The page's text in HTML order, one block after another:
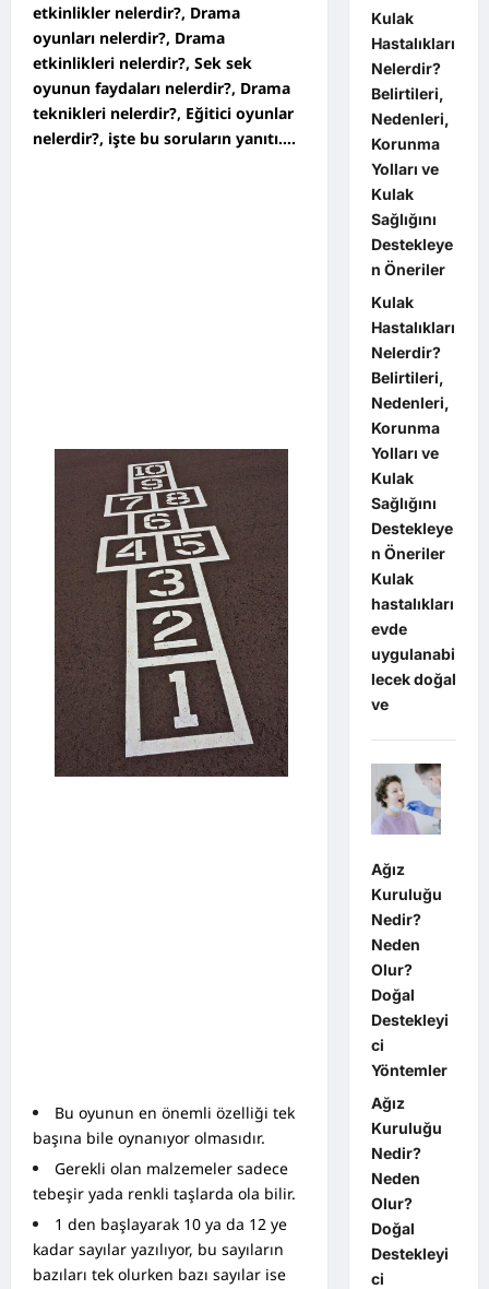
etkinlikler nelerdir?, Drama
oyunları nelerdir?, Drama
etkinlikleri nelerdir?, Sek sek
oyunun faydaları nelerdir?, Drama
teknikleri nelerdir?, Eğitici oyunlar
nelerdir?, işte bu soruların yanıtı….
Bu oyunun en önemli özelliği tek
başına bile oynanıyor olmasıdır.
Gerekli olan malzemeler sadece
tebeşir yada renkli taşlarda ola bilir.
1 den başlayarak 10 ya da 12 ye
kadar sayılar yazılıyor, bu sayıların
bazıları tek olurken bazı sayılar ise
Kulak
Hastalıkları
Nelerdir?
Belirtileri,
Nedenleri,
Korunma
Yolları ve
Kulak
Sağlığını
Destekleye
n Öneriler
Kulak
Hastalıkları
Nelerdir?
Belirtileri,
Nedenleri,
Korunma
Yolları ve
Kulak
Sağlığını
Destekleye
n Öneriler
Kulak
hastalıkları
evde
uygulanabi
lecek doğal
ve
Ağız
Kuruluğu
Nedir?
Neden
Olur?
Doğal
Destekleyi
ci
Yöntemler
Ağız
Kuruluğu
Nedir?
Neden
Olur?
Doğal
Destekleyi
ci